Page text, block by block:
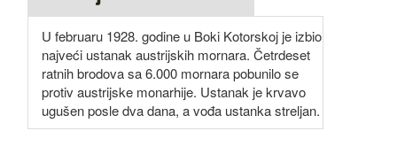
U februaru 1928. godine u Boki Kotorskoj je izbio
najveći ustanak austrijskih mornara. Četrdeset
ratnih brodova sa 6.000 mornara pobunilo se
protiv austrijske monarhije. Ustanak je krvavo
ugušen posle dva dana, a vođa ustanka streljan.